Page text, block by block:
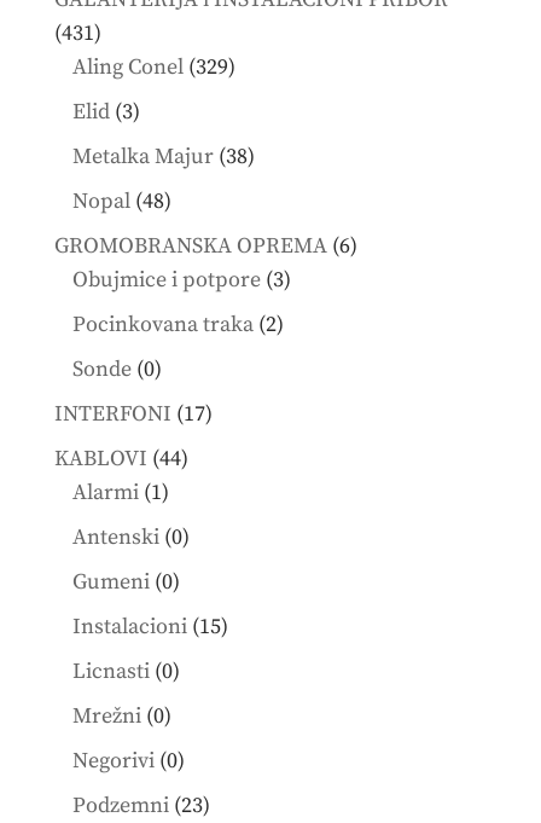
431431
products
Aling Conel 329329
Elid 33
products
Metalka Majur 3838
Nopal 4848
products
GROMOBRANSKA OPREMA 66
Obujmice i potpore 33
Pocinkovana traka 22
Sonde 00
products
INTERFONI 1717
KABLOVI 4444
Alarmi 11
product
Antenski 00
Gumeni 00
products
Instalacioni 1515
Licnasti 00
Mrežni 00
products
Negorivi 00
products
Podzemni 2323